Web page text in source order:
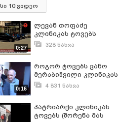
10 ვიდეო
0:27
ლევან თოფაძე
კლინიკას ტოვებს
328 ნახვა
0:16
როგორ ტოვებს ვანო
მერაბიშვილი კლინიკას
4 831 ნახვა
პატრიარქი კლინიკას
ტოვებს (შორენა მას